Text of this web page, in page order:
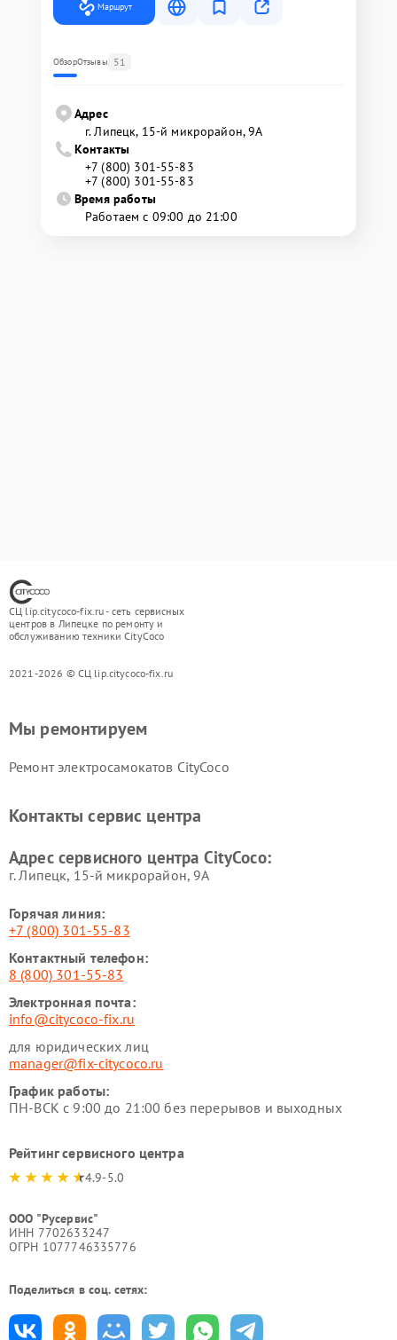
Маршрут
ОбзорОтзывы 51
Адрес
г. Липецк, 15-й микрорайон, 9А
Контакты
+7 (800) 301-55-83
+7 (800) 301-55-83
Время работы
Работаем с 09:00 до 21:00
СЦ lip.citycoco-fix.ru - сеть сервисных
центров в Липецке по ремонту и
обслуживанию техники CityCoco
2021-2026 © СЦ lip.citycoco-fix.ru
Мы ремонтируем
Ремонт электросамокатов CityCoco
Контакты сервис центра
Адрес сервисного центра CityCoco:
г. Липецк, 15-й микрорайон, 9А
Горячая линия:
+7 (800) 301-55-83
Контактный телефон:
8 (800) 301-55-83
Электронная почта:
info@citycoco-fix.ru
для юридических лиц
manager@fix-citycoco.ru
График работы:
ПН-ВСК с 9:00 до 21:00 без перерывов и выходных
Рейтинг сервисного центра
4.9-5.0
ООО "Русервис"
ИНН 7702633247
ОГРН 1077746335776
Поделиться в соц. сетях: